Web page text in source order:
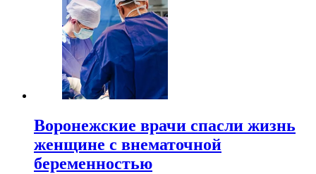
Воронежские врачи спасли жизнь
женщине с внематочной
беременностью